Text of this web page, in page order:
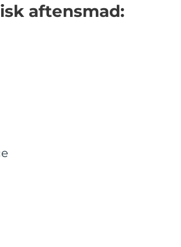
aftensmad: